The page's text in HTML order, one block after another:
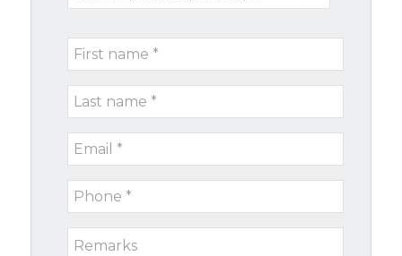
your
type
First
name
Last
name
Email
*
Phone
*
Remarks